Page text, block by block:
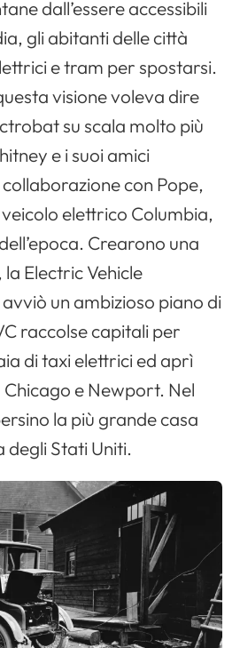
dall’essere accessibili
gli abitanti delle città
e tram per spostarsi.
visione voleva dire
su scala molto più
e i suoi amici
con Pope,
elettrico Columbia,
Crearono una
Electric Vehicle
un ambizioso piano di
raccolse capitali per
di taxi elettrici ed aprì
e Newport. Nel
la più grande casa
Stati Uniti.